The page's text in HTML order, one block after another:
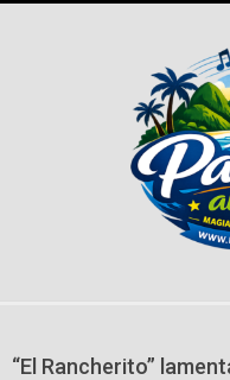
“El Rancherito”